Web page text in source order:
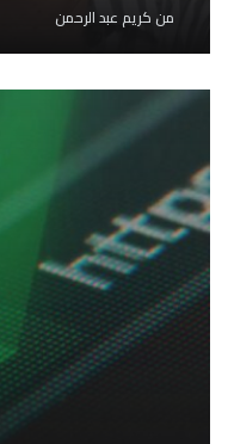
من كريم عبد الرحمن